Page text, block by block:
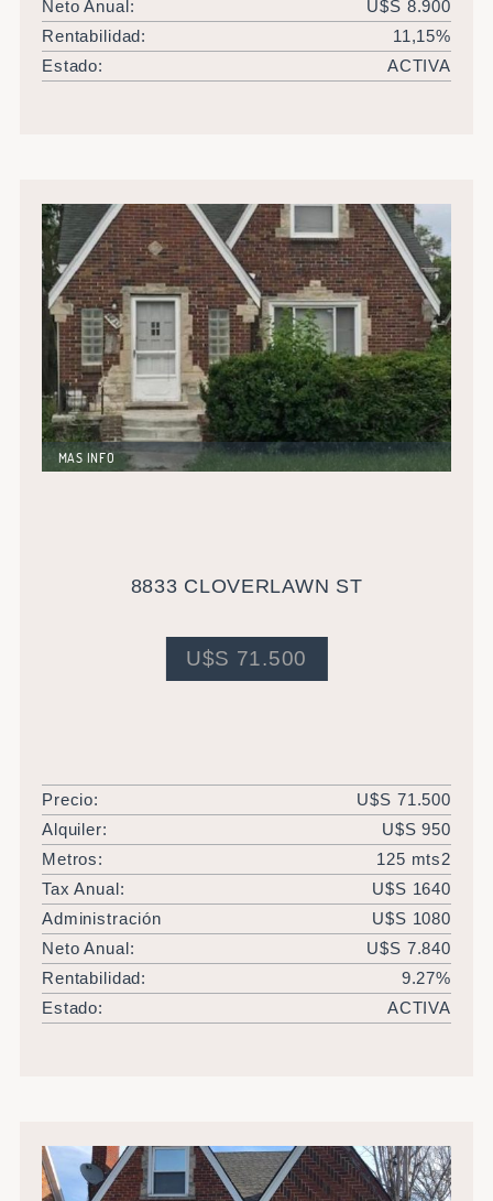
Neto Anual:
U$S 8.900
Rentabilidad:
11,15%
Estado:
ACTIVA
MAS INFO
8833 CLOVERLAWN ST
U$S 71.500
Precio:
U$S 71.500
Alquiler:
U$S 950
Metros:
125 mts2
Tax Anual:
U$S 1640
Administración
U$S 1080
Neto Anual:
U$S 7.840
Rentabilidad:
9.27%
Estado:
ACTIVA